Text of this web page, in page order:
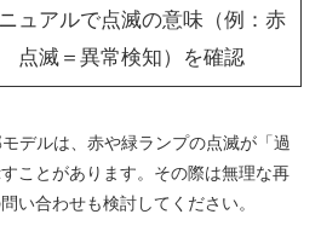
ュアルで点滅の意味（例：赤
点滅＝異常検知）を確認
デルは、赤や緑ランプの点滅が「過
ことがあります。その際は無理な再
い合わせも検討してください。